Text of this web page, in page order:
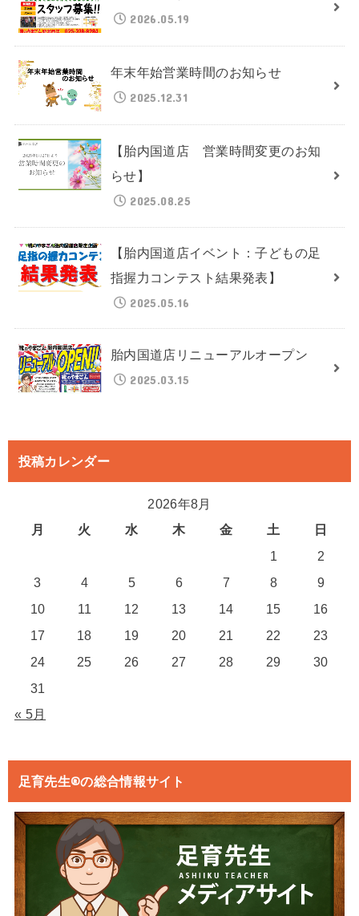
2026.05.19
年末年始営業時間のお知らせ
2025.12.31
【胎内国道店 営業時間変更のお知
らせ】
2025.08.25
【胎内国道店イベント：子どもの足
指握力コンテスト結果発表】
2025.05.16
胎内国道店リニューアルオープン
2025.03.15
投稿カレンダー
2026年8月
月
火 水 木 金 土
日
1
2
3
4 5 6 7 8
9
10
11 12 13 14 15
16
17
18 19 20 21 22
23
24
25 26 27 28 29
30
31
« 5月
足育先生®の総合情報サイト